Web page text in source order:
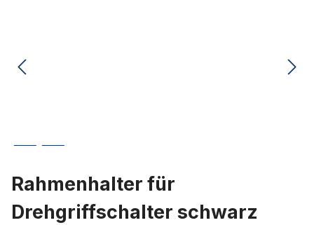
Rahmenhalter für
Drehgriffschalter schwarz